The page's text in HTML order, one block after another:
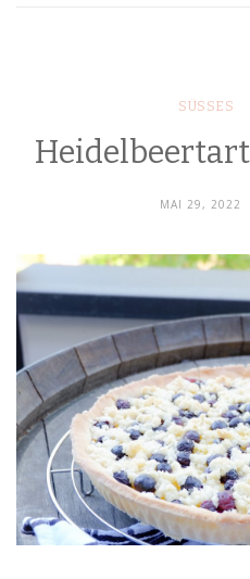
SÜSSES
MAI 29, 2022